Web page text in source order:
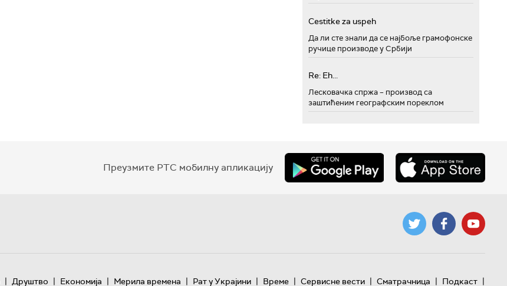
Cestitke za uspeh
Да ли сте знали да се најбоље грамофонске
ручице производе у Србији
Re: Eh...
Лесковачка спржа – производ са
заштићеним географским пореклом
Преузмите РТС мобилну апликацију
| Друштво | Економија | Мерила времена | Рат у Украјини | Време | Сервисне вести | Сматрачница | Подкаст |